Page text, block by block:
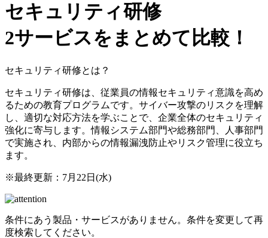
セキュリティ研修
2サービスをまとめて比較！
セキュリティ研修とは？
セキュリティ研修は、従業員の情報セキュリティ意識を高め
るための教育プログラムです。サイバー攻撃のリスクを理解
し、適切な対応方法を学ぶことで、企業全体のセキュリティ
強化に寄与します。情報システム部門や総務部門、人事部門
で実施され、内部からの情報漏洩防止やリスク管理に役立ち
ます。
※最終更新： 7月22日(水)
条件にあう製品・サービスがありません。条件を変更して再
度検索してください。